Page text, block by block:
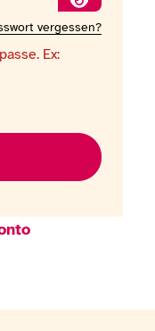
Passwort
vergessen?
Ex: